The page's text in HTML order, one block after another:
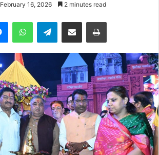
February 16, 2026 2 minutes read
MessengerWhatsAppTelegramShare via Email Print